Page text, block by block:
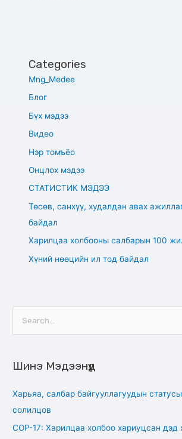
Categories
Mng_Medee
Блог
Бүх мэдээ
Видео
Нэр томъёо
Онцлох мэдээ
СТАТИСТИК МЭДЭЭ
Төсөв, санхүү, худалдан авах
байдал
Харилцаа холбооны салбарын 100
Хүний нөөцийн ил тод байдал
rШинэ Мэдээнүүд
Харьяа, салбар байгууллагуудын
солилцов
СОР-17: Харилцаа холбоо хариуцсан дэд